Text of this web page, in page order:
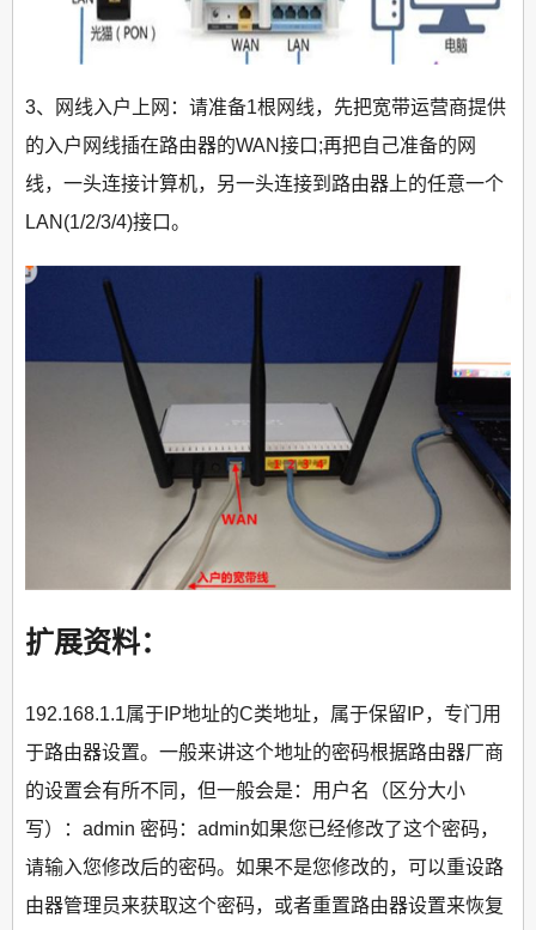
3、网线入户上网：请准备1根网线，先把宽带运营商提供
的入户网线插在路由器的WAN接口;再把自己准备的网
线，一头连接计算机，另一头连接到路由器上的任意一个
LAN(1/2/3/4)接口。
扩展资料：
192.168.1.1属于IP地址的C类地址，属于保留IP，专门用
于路由器设置。一般来讲这个地址的密码根据路由器厂商
的设置会有所不同，但一般会是：用户名（区分大小
写）：admin 密码：admin如果您已经修改了这个密码，
请输入您修改后的密码。如果不是您修改的，可以重设路
由器管理员来获取这个密码，或者重置路由器设置来恢复